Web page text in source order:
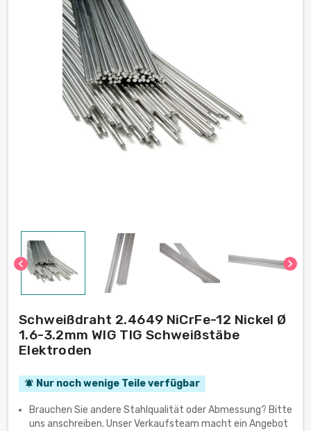
chevron_left chevron_right
Schweißdraht 2.4649 NiCrFe-12 Nickel Ø
1.6-3.2mm WIG TIG Schweißstäbe
Elektroden
notifications_active Nur noch wenige Teile verfügbar
Brauchen Sie andere Stahlqualität oder Abmessung? Bitte
uns anschreiben. Unser Verkaufsteam macht ein Angebot